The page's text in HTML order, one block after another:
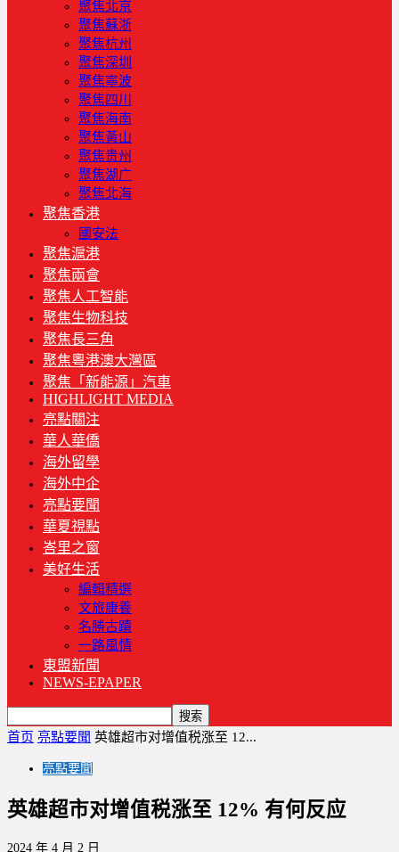
聚焦北京
聚焦蘇浙
聚焦杭州
聚焦深圳
聚焦寧波
聚焦四川
聚焦海南
聚焦黃山
聚焦贵州
聚焦湖广
聚焦北海
聚焦香港
國安法
聚焦滬港
聚焦兩會
聚焦人工智能
聚焦生物科技
聚焦長三角
聚焦粵港澳大灣區
聚焦「新能源」汽車
HIGHLIGHT MEDIA
亮點關注
華人華僑
海外留學
海外中企
亮點要聞
華夏視點
峇里之窗
美好生活
編輯精選
文旅康養
名勝古蹟
一路風情
東盟新聞
NEWS-EPAPER
首页 亮點要聞 英雄超市对增值税涨至 12...
亮點要聞
英雄超市对增值税涨至 12% 有何反应
2024 年 4 月 2 日